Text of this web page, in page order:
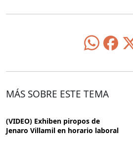
MÁS SOBRE ESTE TEMA
(VIDEO) Exhiben piropos de
Jenaro Villamil en horario laboral